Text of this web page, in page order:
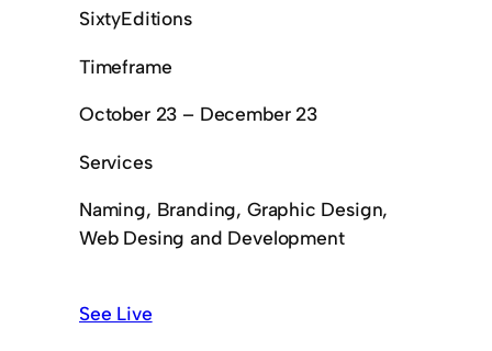
SixtyEditions
Timeframe
October 23 – December 23
Services
Naming, Branding, Graphic Design,
Web Desing and Development
See Live